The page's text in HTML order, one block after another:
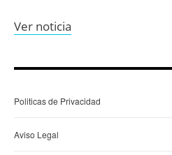
Ver noticia
Politicas de Privacidad
Aviso Legal